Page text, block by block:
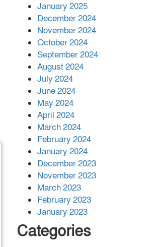
বান্দরবানে বন্যায়
মাঝে সহায়তা দিলেন
জেরী
January 2025
December 2024
November 2024
October 2024
September 2024
August 2024
July 2024
June 2024
May 2024
April 2024
March 2024
February 2024
January 2024
December 2023
November 2023
March 2023
February 2023
January 2023
Categories